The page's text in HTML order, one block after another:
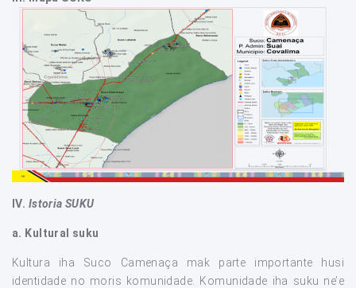
IV. Istoria SUKU
a. Kultural suku
Kultura iha Suco Camenaça mak parte importante husi
identidade no moris komunidade. Komunidade iha suku ne’e